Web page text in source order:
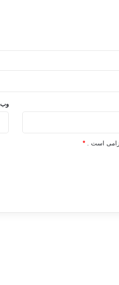
است . *